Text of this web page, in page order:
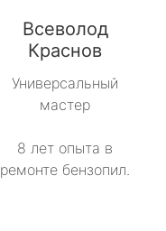
Всеволод
Краснов
Универсальный
мастер
8 лет опыта в
ремонте бензопил.